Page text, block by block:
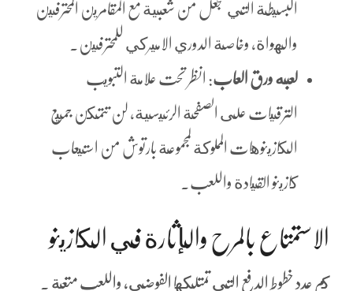
البسيطة التي تجعل من شعبية مع المقامرين المحترفين
والهواة، وخاصة الدوري الاميركي للمحترفين.
لعبه ورق العاب: انظر تحت علامة التبويب
الترقيات على الصفحة الرئيسية، لن تتمكن جميع
الكازينوهات المملوكة لمجموعة بارتوش من استيعاب
كازينو القيادة واللعب.
الاستمتاع بالمرح والإثارة في الكازينو
كم عدد خطوط الدفع التي تمتلكها الفوضى، واللعب متعة .